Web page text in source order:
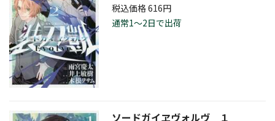
税込価格 616円
通常1～2日で出荷
ソードガイヱヴォルヴ １